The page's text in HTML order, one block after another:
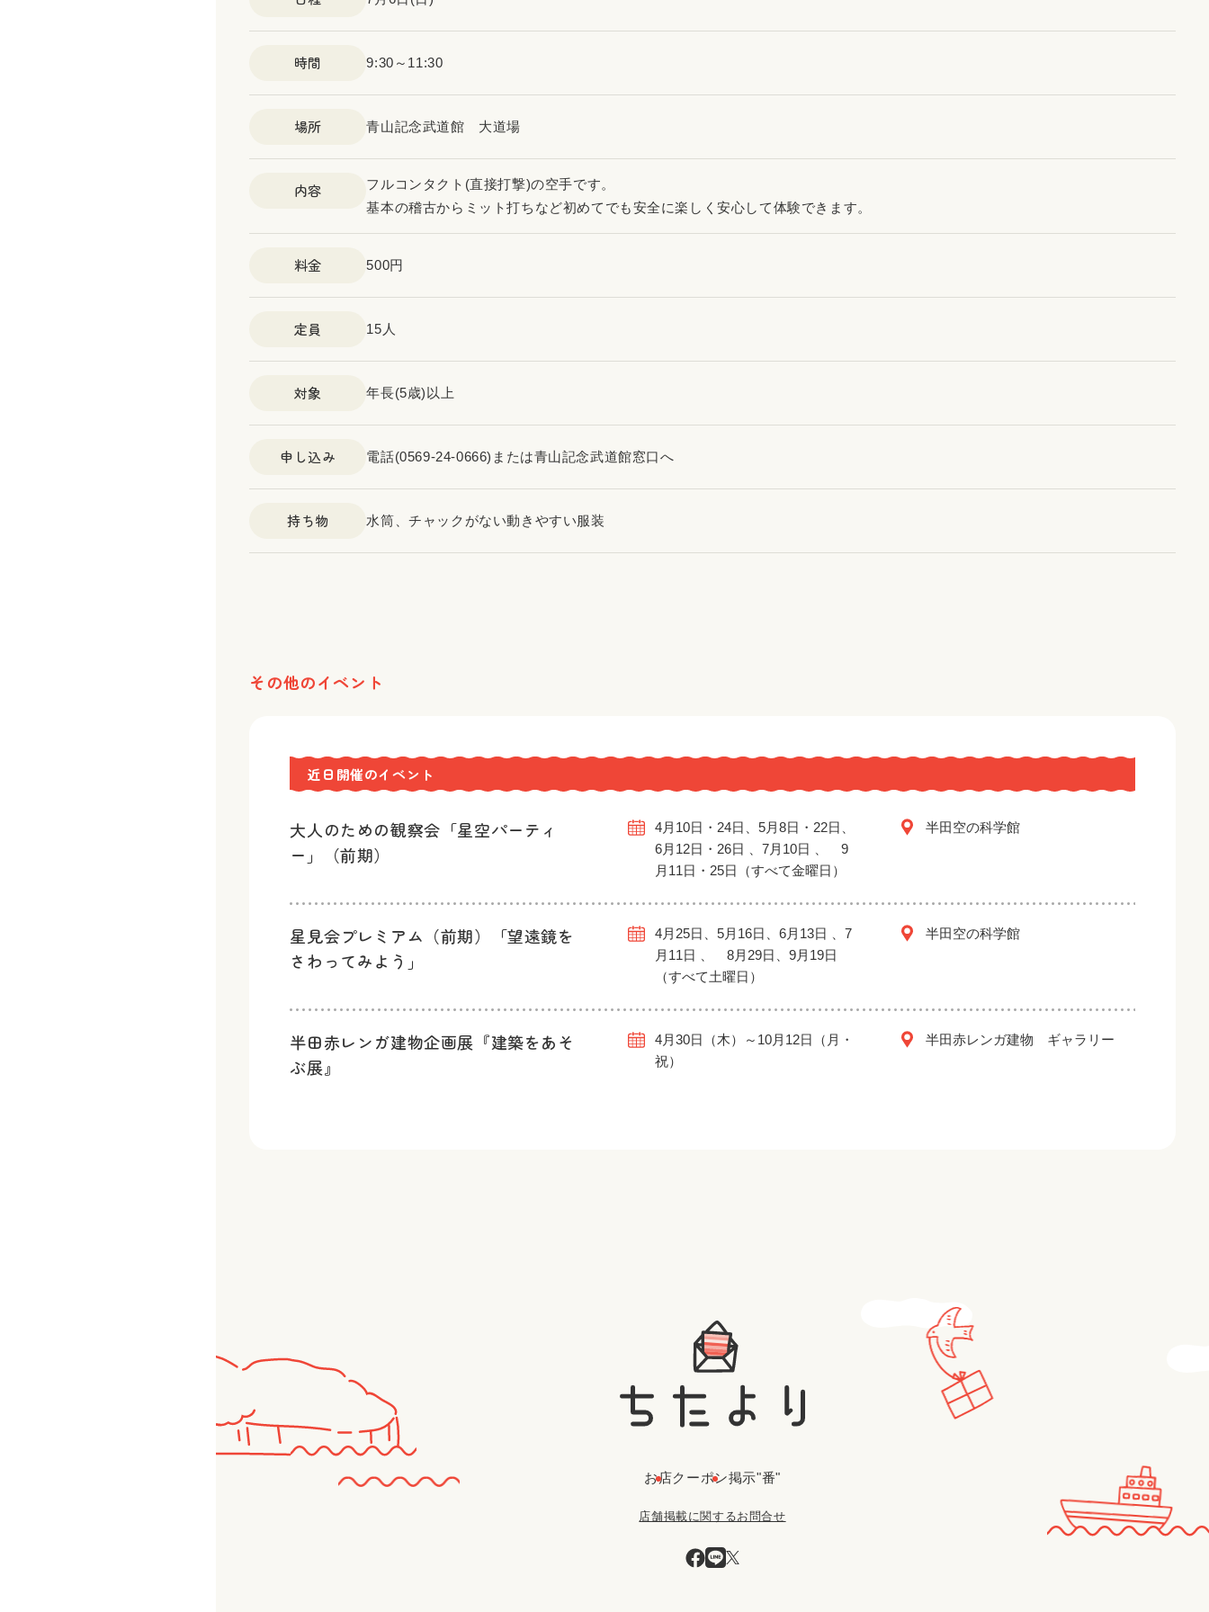
時間 9:30～11:30
場所 青山記念武道館 大道場
内容
フルコンタクト(直接打撃)の空手です。
基本の稽古からミット打ちなど初めてでも安全に楽しく安心して体験できます。
料金 500円
定員 15人
対象 年長(5歳)以上
申し込み 電話(0569-24-0666)または青山記念武道館窓口へ
持ち物 水筒、チャックがない動きやすい服装
その他のイベント
近日開催のイベント
大人のための観察会「星空パーティ
ー」（前期）
4月10日・24日、5月8日・22日、
6月12日・26日 、7月10日 、 9
月11日・25日（すべて金曜日）
半田空の科学館
星見会プレミアム（前期）「望遠鏡を
さわってみよう」
4月25日、5月16日、6月13日 、7
月11日 、 8月29日、9月19日
（すべて土曜日）
半田空の科学館
半田赤レンガ建物企画展『建築をあそ
ぶ展』
4月30日（木）～10月12日（月・
祝）
半田赤レンガ建物 ギャラリー
お店クーポン掲示"番"
店舗掲載に関するお問合せ